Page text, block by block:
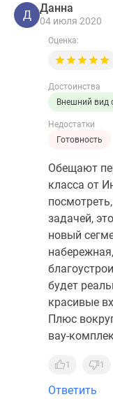
Д
Данна
04 июля 2020
Оценка:
Достоинства
Внешний вид
Недостатки
Готовность
Обещают
класса от
задачей,
новый
будет
красивые
Плюс
вау-
1 1
Ответить